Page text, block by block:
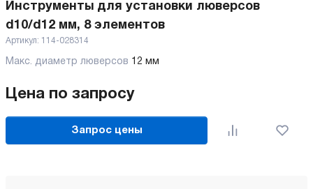
Инструменты для установки люверсов
d10/d12 мм, 8 элементов
Артикул: 114-028314
Макс. диаметр люверсов 12 мм
Цена по запросу
Запрос цены